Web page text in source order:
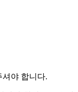
셔야 합니다.